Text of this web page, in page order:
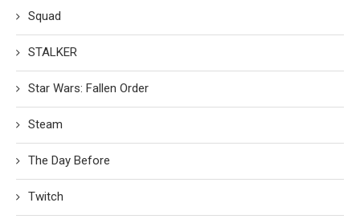
Squad
STALKER
Star Wars: Fallen Order
Steam
The Day Before
Twitch